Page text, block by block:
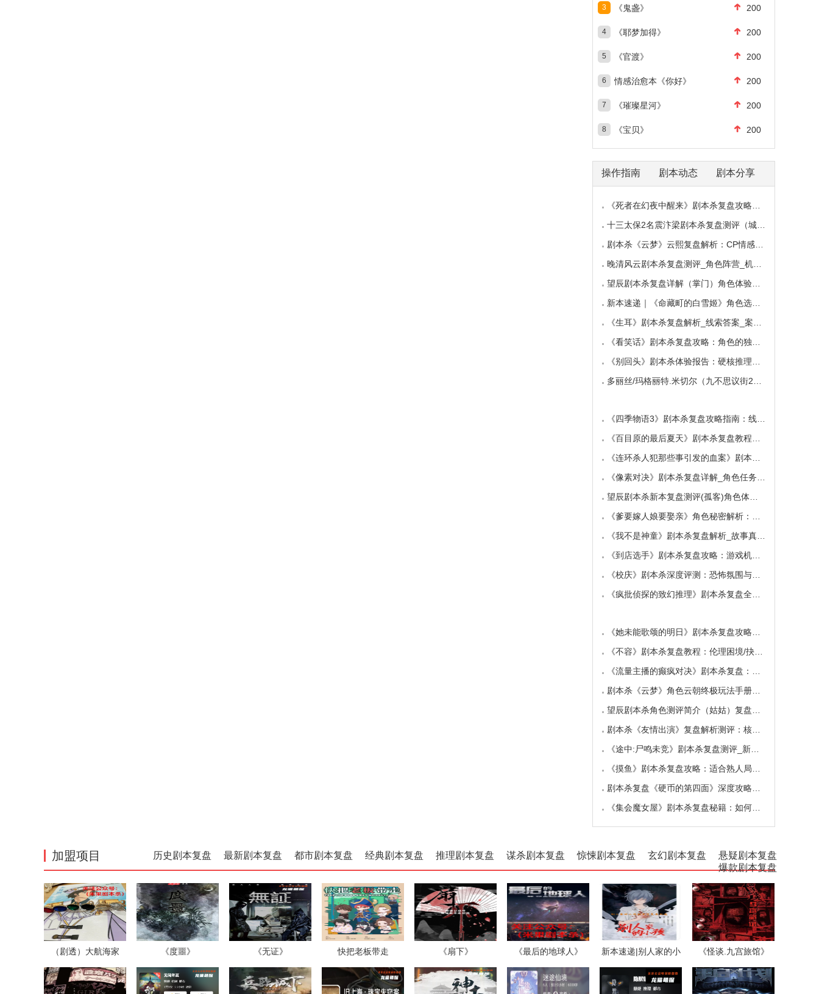
3 《鬼盏》 200
4 《耶梦加得》 200
5 《官渡》 200
6 情感治愈本《你好》 200
7 《璀璨星河》 200
8 《宝贝》 200
操作指南 剧本动态 剧本分享
《死者在幻夜中醒来》剧本杀复盘攻略指南：叙
十三太保2名震汴梁剧本杀复盘测评（城限本）线
剧本杀《云梦》云熙复盘解析：CP情感线+核心诡
晚清风云剧本杀复盘测评_角色阵营_机制规则_线
望辰剧本杀复盘详解（掌门）角色体验测评/完整
新本速递｜《命藏町的白雪姬》角色选择指南：
《生耳》剧本杀复盘解析_线索答案_案件推理_故
《看笑话》剧本杀复盘攻略：角色的独特视角与
《别回头》剧本杀体验报告：硬核推理与恐怖演
多丽丝/玛格丽特.米切尔（九不思议街2雪境奇航
《四季物语3》剧本杀复盘攻略指南：线索抉择
《百目原的最后夏天》剧本杀复盘教程：百目诅
《连环杀人犯那些事引发的血案》剧本杀复盘：
《像素对决》剧本杀复盘详解_角色任务_线索答案
望辰剧本杀新本复盘测评(孤客)角色体验及任务玩
《爹要嫁人娘要娶亲》角色秘密解析：那些“普
《我不是神童》剧本杀复盘解析_故事真相_案件答
《到店选手》剧本杀复盘攻略：游戏机制与推理
《校庆》剧本杀深度评测：恐怖氛围与推理逻辑
《疯批侦探的致幻推理》剧本杀复盘全解析：欢
《她未能歌颂的明日》剧本杀复盘攻略指南：抉
《不容》剧本杀复盘教程：伦理困境/抉择机制
《流量主播的癫疯对决》剧本杀复盘：主播内卷
剧本杀《云梦》角色云朝终极玩法手册：9.6小时
望辰剧本杀角色测评简介（姑姑）复盘解析/完整
剧本杀《友情出演》复盘解析测评：核诡惊艳，
《途中:尸鸣未竞》剧本杀复盘测评_新本体验_角
《摸鱼》剧本杀复盘攻略：适合熟人局与简单易
剧本杀复盘《硬币的第四面》深度攻略：角色视
《集会魔女屋》剧本杀复盘秘籍：如何巧妙利用
加盟项目 悬疑剧本复盘
玄幻剧本复盘
惊悚剧本复盘
谋杀剧本复盘
推理剧本复盘
经典剧本复盘
都市剧本复盘
最新剧本复盘
历史剧本复盘
爆款剧本复盘
（剧透）大航海家 《度噩》 《无证》 快把老板带走 《扇下》 《最后的地球人》
新本速递|别人家的小
《怪谈.九宫旅馆》